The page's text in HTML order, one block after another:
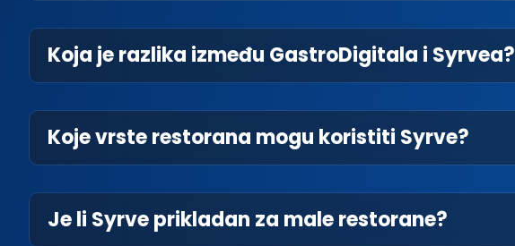
Koja je razlika između GastroDigitala i Syrvea?
Koje vrste restorana mogu koristiti Syrve?
Je li Syrve prikladan za male restorane?